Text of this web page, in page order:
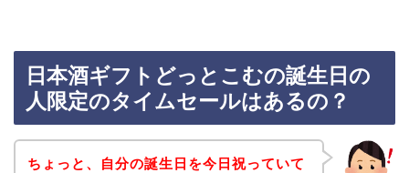
日本酒ギフトどっとこむの誕生日の
人限定のタイムセールはあるの？
ちょっと、自分の誕生日を今日祝っていて